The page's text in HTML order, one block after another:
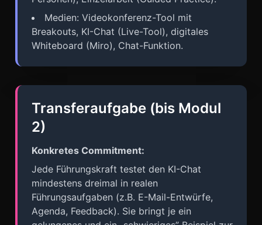
Medien: Videokonferenz-Tool mit
Breakouts, KI-Chat (Live-Tool), digitales
Whiteboard (Miro), Chat-Funktion.
Transferaufgabe (bis Modul
2)
Konkretes Commitment:
Jede Führungskraft testet den KI-Chat
mindestens dreimal in realen
Führungsaufgaben (z.B. E-Mail-Entwürfe,
Agenda, Feedback). Sie bringt je ein